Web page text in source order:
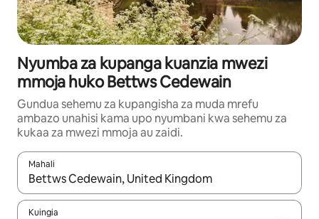
Nyumba za kupanga kuanzia mwezi
mmoja huko Bettws Cedewain
Gundua sehemu za kupangisha za muda mrefu
ambazo unahisi kama upo nyumbani kwa sehemu za
kukaa za mwezi mmoja au zaidi.
Mahali
Wakati matokeo yanapatikana, vinjari kwa kutumia vitufe vya
Kuingia